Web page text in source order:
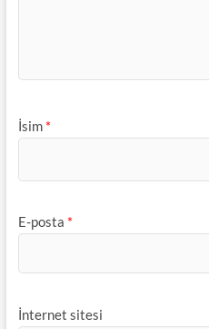
İsim *
E-posta *
İnternet sitesi